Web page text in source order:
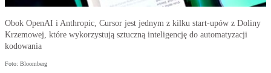
Obok OpenAI i Anthropic, Cursor jest jednym z kilku start-upów z Doliny
Krzemowej, które wykorzystują sztuczną inteligencję do automatyzacji
kodowania
Foto: Bloomberg